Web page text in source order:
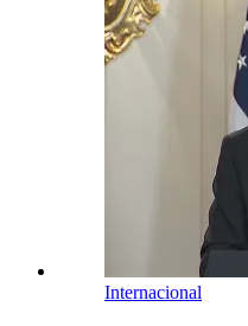
Internacional